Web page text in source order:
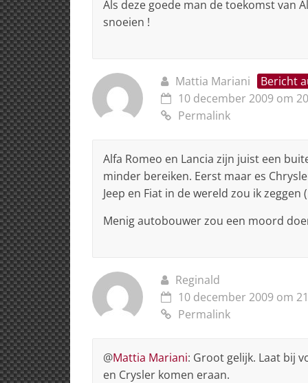
Als deze goede man de toekomst van
snoeien !
Mattia Mariani
Bericht
10 december 2009 om
Permalink
Alfa Romeo en Lancia zijn juist een
minder bereiken. Eerst maar es
Jeep en Fiat in de wereld zou ik
Menig autobouwer zou een moord
Reginald
10 december 2009 om
Permalink
@Mattia Mariani: Groot gelijk. Laat bij
en Crysler komen eraan.